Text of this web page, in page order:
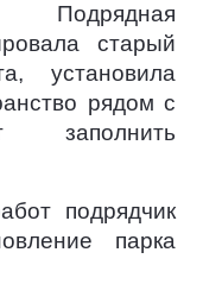
Подрядная
старый
установила
рядом с
заполнить
подрядчик
парка